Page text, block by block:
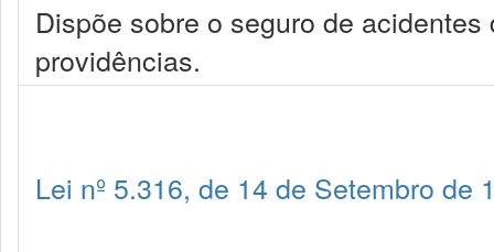
Dispõe sobre o seguro de
providências.
Lei nº 5.316, de 14 de Setembro de